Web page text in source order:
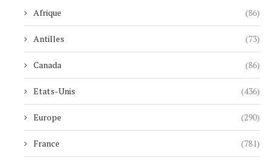
Afrique (86)
Antilles (73)
Canada (86)
Etats-Unis (436)
Europe (290)
France (781)